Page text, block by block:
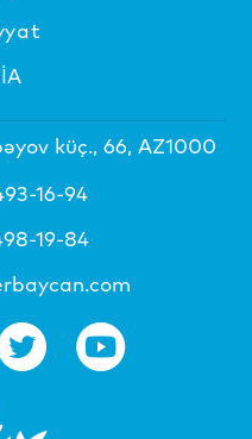
küç., 66, AZ1000
16-94
19-84